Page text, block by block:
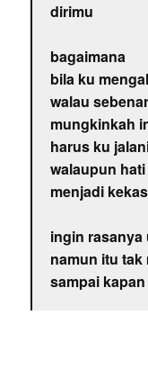
dirimu
bagaimana
bila ku
walau
mungkinkah
harus ku
walaupun
menjadi
ingin
namun itu tak
sampai